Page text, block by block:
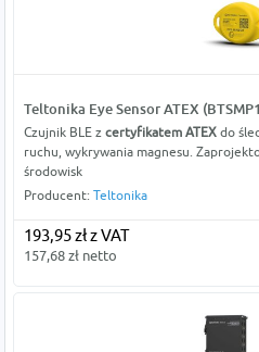
Teltonika Eye Sensor ATEX
Czujnik BLE z certyfikatem ATEX do
ruchu, wykrywania magnesu.
środowisk
Producent: Teltonika
193,95 zł z VAT
157,68 zł netto